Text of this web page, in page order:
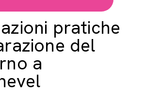
pratiche
del
a